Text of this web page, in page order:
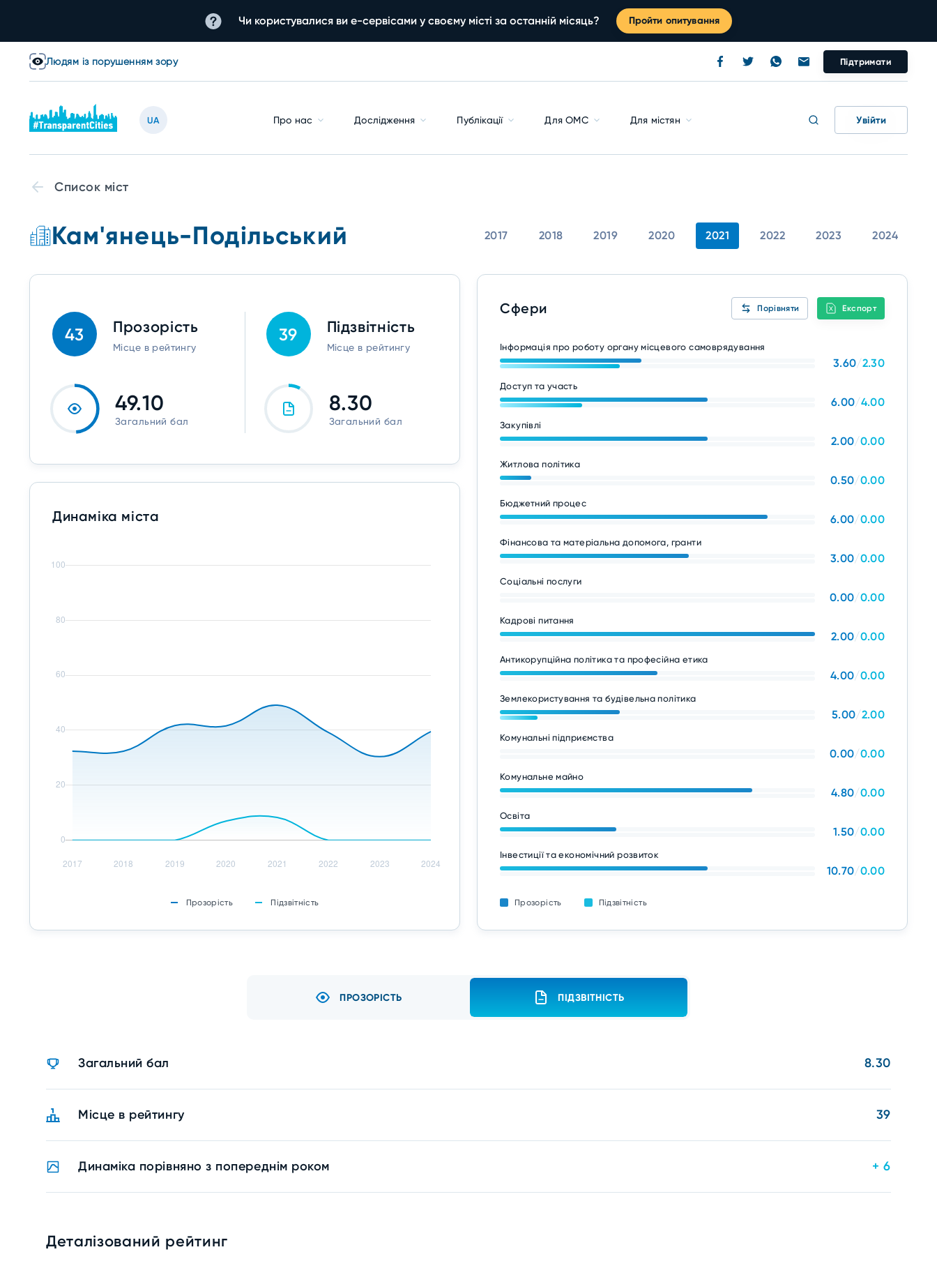
Чи користувалися ви е-сервісами у своєму місті за останній місяць? Пройти опитування
Людям із порушенням зору Підтримати
UA Про нас Дослідження Публікації Для ОМС Для містян Увійти
Список міст
Кам'янець-Подільський 2017 2018 2019 2020 2021 2022 2023 2024
43 Прозорість
Місце в рейтингу
49.10
Загальний бал
39 Підзвітність
Місце в рейтингу
8.30
Загальний бал
Динаміка міста
Прозорість Підзвітність
Сфери Порівняти Експорт
Інформація про роботу органу місцевого самоврядування
3.60/2.30
Доступ та участь
6.00/4.00
Закупівлі
2.00/0.00
Житлова політика
0.50/0.00
Бюджетний процес
6.00/0.00
Фінансова та матеріальна допомога, гранти
3.00/0.00
Соціальні послуги
0.00/0.00
Кадрові питання
2.00/0.00
Антикорупційна політика та професійна етика
4.00/0.00
Землекористування та будівельна політика
5.00/2.00
Комунальні підприємства
0.00/0.00
Комунальне майно
4.80/0.00
Освіта
1.50/0.00
Інвестиції та економічний розвиток
10.70/0.00
Прозорість Підзвітність
ПРОЗОРІСТЬ ПІДЗВІТНІСТЬ
Загальний бал 8.30
Місце в рейтингу 39
Динаміка порівняно з попереднім роком + 6
Деталізований рейтинг